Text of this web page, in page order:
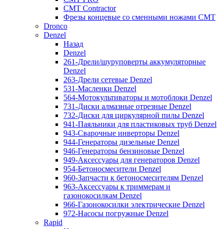
CMT Contractor
Фрезы концевые со сменными ножами CMT
Dronco
Denzel
Назад
Denzel
261-Дрели/шуруповерты аккумуляторные
Denzel
263-Дрели сетевые Denzel
531-Масленки Denzel
564-Мотокультиваторы и мотоблоки Denzel
731-Диски алмазные отрезные Denzel
732-Диски для циркулярной пилы Denzel
941-Паяльники для пластиковых труб Denzel
943-Сварочные инверторы Denzel
944-Генераторы дизельные Denzel
946-Генераторы бензиновые Denzel
949-Аксессуары для генераторов Denzel
954-Бетоносмесители Denzel
960-Запчасти к бетоносмесителям Denzel
963-Аксессуары к триммерам и
газонокосилкам Denzel
966-Газонокосилки электрические Denzel
972-Насосы погружные Denzel
Rapid